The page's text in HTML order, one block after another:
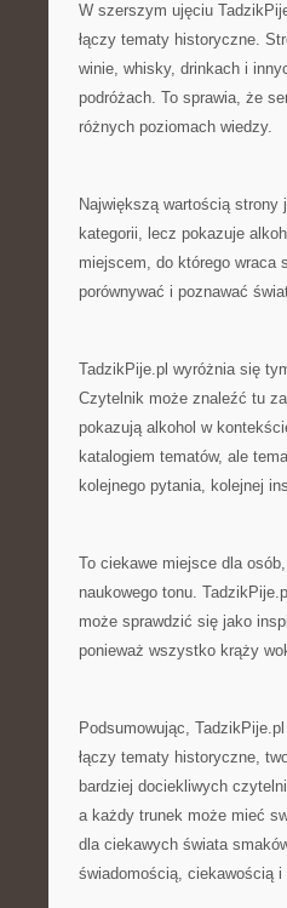
W szerszym ujęciu
łączy tematy historyczne.
winie, whisky, drinkach i
podróżach. To sprawia, że
różnych poziomach wiedzy.
Największą wartością
kategorii, lecz pokazuje
miejscem, do którego wraca
porównywać i poznawać
TadzikPije.pl wyróżnia się
Czytelnik może znaleźć tu
pokazują alkohol w
katalogiem tematów, ale
kolejnego pytania, kolejnej
To ciekawe miejsce dla
naukowego tonu.
może sprawdzić się jako
ponieważ wszystko krąży
Podsumowując,
łączy tematy historyczne,
bardziej dociekliwych
a każdy trunek może mieć
dla ciekawych świata
świadomością, ciekawością i